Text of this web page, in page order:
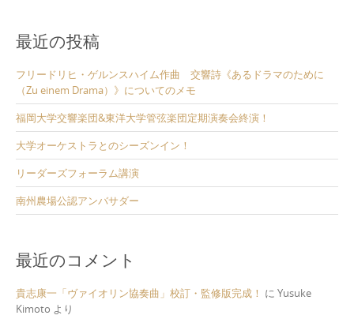
最近の投稿
フリードリヒ・ゲルンスハイム作曲 交響詩《あるドラマのために
（Zu einem Drama）》についてのメモ
福岡大学交響楽団&東洋大学管弦楽団定期演奏会終演！
大学オーケストラとのシーズンイン！
リーダーズフォーラム講演
南州農場公認アンバサダー
最近のコメント
貴志康一「ヴァイオリン協奏曲」校訂・監修版完成！ に Yusuke
Kimoto より